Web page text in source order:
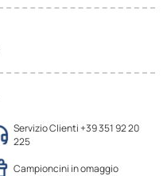
Servizio Clienti +39 351 92 20
225
Campioncini in omaggio